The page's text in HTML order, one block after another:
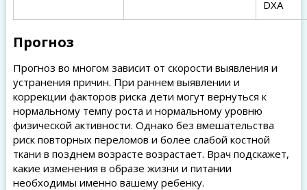
DXA
Прогноз
Прогноз во многом зависит от скорости выявления и
устранения причин. При раннем выявлении и
коррекции факторов риска дети могут вернуться к
нормальному темпу роста и нормальному уровню
физической активности. Однако без вмешательства
риск повторных переломов и более слабой костной
ткани в позднем возрасте возрастает. Врач подскажет,
какие изменения в образе жизни и питании
необходимы именно вашему ребенку.